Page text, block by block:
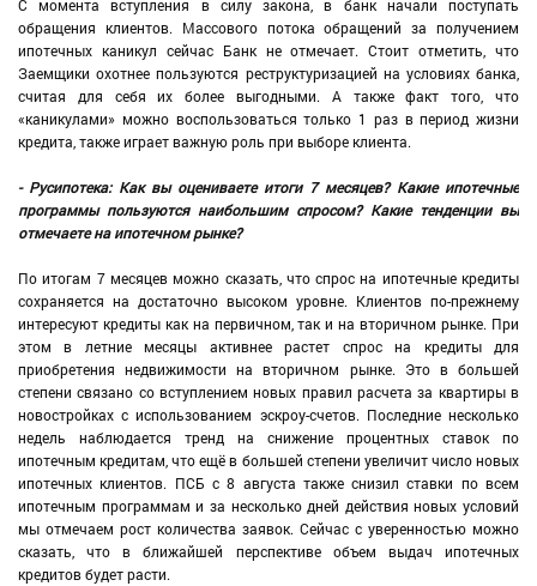
С момента вступления в силу закона, в банк начали поступать
обращения клиентов. Массового потока обращений за получением
ипотечных каникул сейчас Банк не отмечает. Стоит отметить, что
Заемщики охотнее пользуются реструктуризацией на условиях банка,
считая для себя их более выгодными. А также факт того, что
«каникулами» можно воспользоваться только 1 раз в период жизни
кредита, также играет важную роль при выборе клиента.
- Русипотека: Как вы оцениваете итоги 7 месяцев? Какие ипотечные
программы пользуются наибольшим спросом? Какие тенденции вы
отмечаете на ипотечном рынке?
По итогам 7 месяцев можно сказать, что спрос на ипотечные кредиты
сохраняется на достаточно высоком уровне. Клиентов по-прежнему
интересуют кредиты как на первичном, так и на вторичном рынке. При
этом в летние месяцы активнее растет спрос на кредиты для
приобретения недвижимости на вторичном рынке. Это в большей
степени связано со вступлением новых правил расчета за квартиры в
новостройках с использованием эскроу-счетов. Последние несколько
недель наблюдается тренд на снижение процентных ставок по
ипотечным кредитам, что ещё в большей степени увеличит число новых
ипотечных клиентов. ПСБ с 8 августа также снизил ставки по всем
ипотечным программам и за несколько дней действия новых условий
мы отмечаем рост количества заявок. Сейчас с уверенностью можно
сказать, что в ближайшей перспективе объем выдач ипотечных
кредитов будет расти.